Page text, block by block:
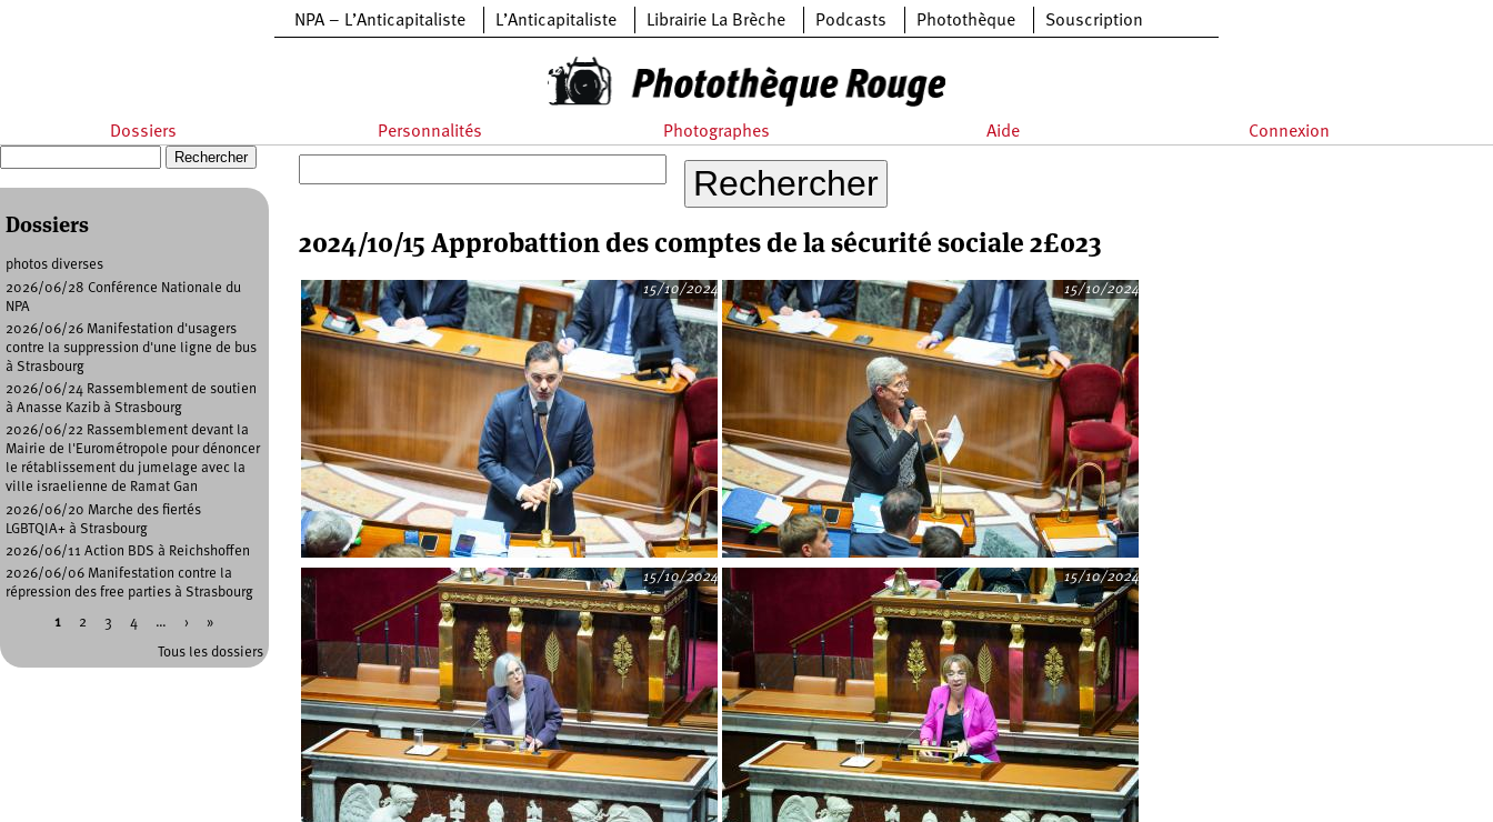
NPA – L’Anticapitaliste L’Anticapitaliste Librairie La Brèche Podcasts Photothèque Souscription
Dossiers Personnalités Photographes Aide Connexion
2024/10/15 Approbattion des comptes de la sécurité sociale 2£023
15/10/2024 15/10/2024
15/10/2024 15/10/2024
Formulaire de recherche
Dossiers
photos diverses
2026/06/28 Conférence Nationale du
NPA
2026/06/26 Manifestation d'usagers
contre la suppression d'une ligne de bus
à Strasbourg
2026/06/24 Rassemblement de soutien
à Anasse Kazib à Strasbourg
2026/06/22 Rassemblement devant la
Mairie de l'Eurométropole pour dénoncer
le rétablissement du jumelage avec la
ville israelienne de Ramat Gan
2026/06/20 Marche des fiertés
LGBTQIA+ à Strasbourg
2026/06/11 Action BDS à Reichshoffen
2026/06/06 Manifestation contre la
répression des free parties à Strasbourg
1 2 3 4 … › »
Tous les dossiers